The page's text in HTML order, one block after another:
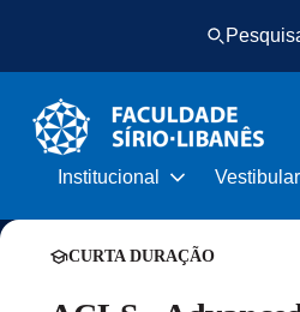
o
conteúdo
principal
o
rodapé
Institucional Vestibular
CURTA DURAÇÃO